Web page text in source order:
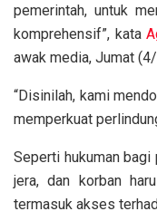
pemerintah, untuk
komprehensif”, kata
awak media, Jumat
“Disinilah, kami
memperkuat
Seperti hukuman
jera, dan korban
termasuk akses